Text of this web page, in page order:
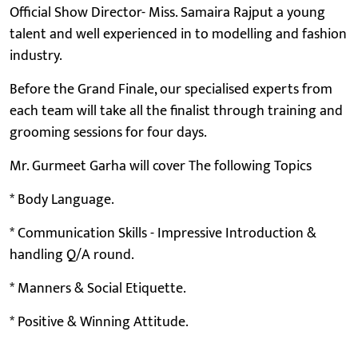
Official Show Director- Miss. Samaira Rajput a young
talent and well experienced in to modelling and fashion
industry.
Before the Grand Finale, our specialised experts from
each team will take all the finalist through training and
grooming sessions for four days.
Mr. Gurmeet Garha will cover The following Topics
* Body Language.
* Communication Skills - Impressive Introduction &
handling Q/A round.
* Manners & Social Etiquette.
* Positive & Winning Attitude.